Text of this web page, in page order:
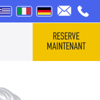
RESERVE
MAINTENANT